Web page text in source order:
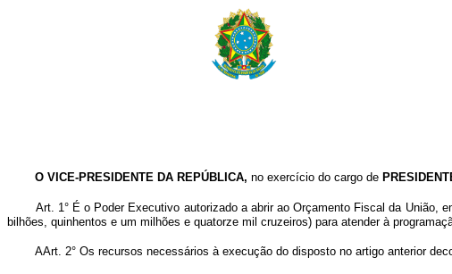
O VICE-PRESIDENTE DA REPÚBLICA, no exercício do cargo de
Art. 1° É o Poder Executivo autorizado a abrir ao Orçamento Fiscal da União,
bilhões, quinhentos e um milhões e quatorze mil cruzeiros) para atender à
AArt. 2° Os recursos necessários à execução do disposto no artigo anterior